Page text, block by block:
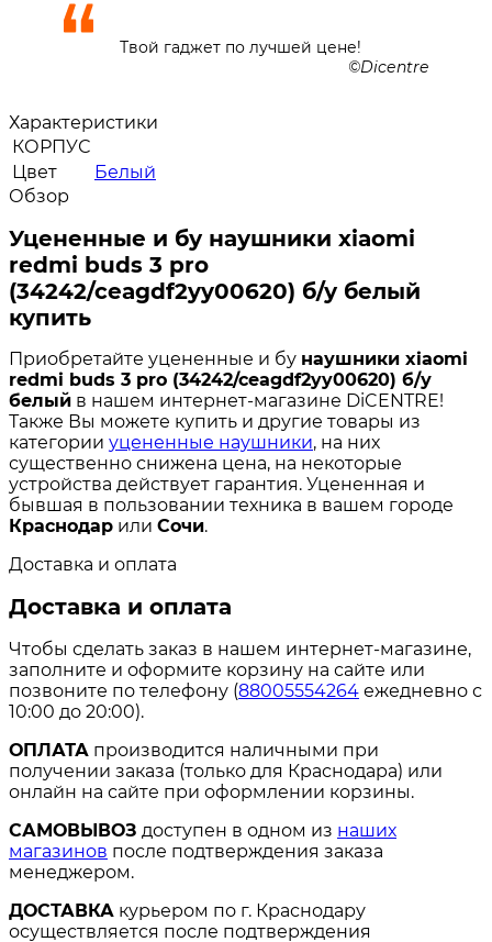
Твой гаджет по лучшей цене!
Dicentre
Характеристики
КОРПУС
Цвет
Белый
Обзор
Уцененные и бу наушники xiaomi
redmi buds 3 pro
(34242/ceagdf2yy00620) б/у белый
купить
Приобретайте уцененные и бу наушники xiaomi
redmi buds 3 pro (34242/ceagdf2yy00620) б/у
белый в нашем интернет-магазине DiCENTRE!
Также Вы можете купить и другие товары из
категории уцененные наушники, на них
существенно снижена цена, на некоторые
устройства действует гарантия. Уцененная и
бывшая в пользовании техника в вашем городе
Краснодар или Сочи.
Доставка и оплата
Доставка и оплата
Чтобы сделать заказ в нашем интернет-магазине,
заполните и оформите корзину на сайте или
позвоните по телефону (88005554264 ежедневно с
10:00 до 20:00).
ОПЛАТА производится наличными при
получении заказа (только для Краснодара) или
онлайн на сайте при оформлении корзины.
САМОВЫВОЗ доступен в одном из наших
магазинов после подтверждения заказа
менеджером.
ДОСТАВКА курьером по г. Краснодару
осуществляется после подтверждения